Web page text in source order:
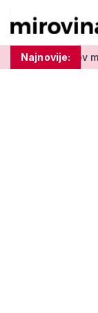
Najnovije:
ministar novi